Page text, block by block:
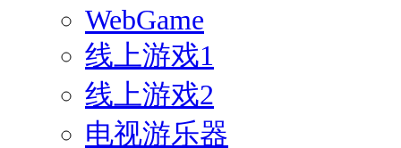
WebGame
线上游戏1
线上游戏2
电视游乐器